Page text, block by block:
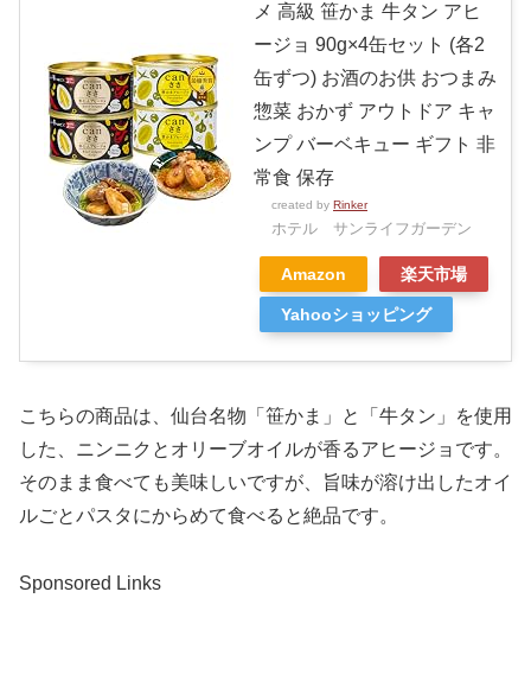
メ 高級 笹かま 牛タン アヒ
ージョ 90g×4缶セット (各2
缶ずつ) お酒のお供 おつまみ
惣菜 おかず アウトドア キャ
ンプ バーベキュー ギフト 非
常食 保存
created by Rinker
ホテル サンライフガーデン
Amazon 楽天市場
Yahooショッピング
こちらの商品は、仙台名物「笹かま」と「牛タン」を使用
した、ニンニクとオリーブオイルが香るアヒージョです。
そのまま食べても美味しいですが、旨味が溶け出したオイ
ルごとパスタにからめて食べると絶品です。
Sponsored Links